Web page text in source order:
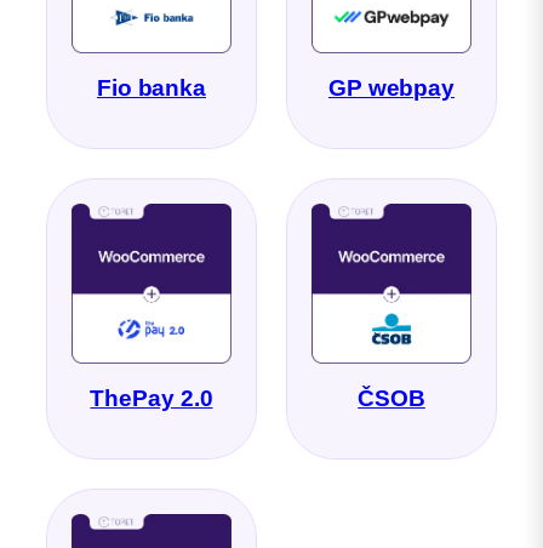
Fio banka GP webpay
ThePay 2.0 ČSOB